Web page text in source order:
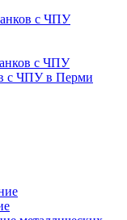
с ЧПУ
с ЧПУ
с ЧПУ в Перми